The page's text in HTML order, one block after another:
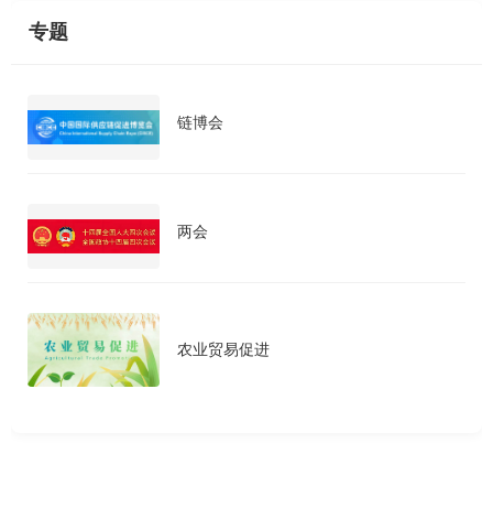
专题
链博会
两会
农业贸易促进